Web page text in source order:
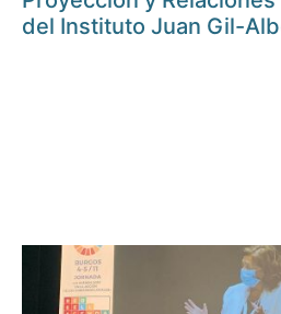
del Instituto Juan Gil-